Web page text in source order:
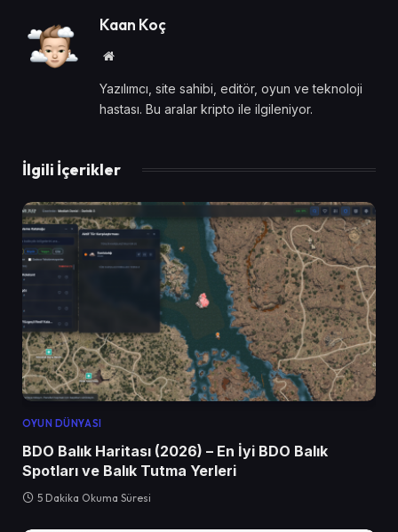
Kaan Koç
Website
Yazılımcı, site sahibi, editör, oyun ve teknoloji
hastası. Bu aralar kripto ile ilgileniyor.
İlgili İçerikler
OYUN DÜNYASI
BDO Balık Haritası (2026) – En İyi BDO Balık
Spotları ve Balık Tutma Yerleri
5 Dakika Okuma Süresi